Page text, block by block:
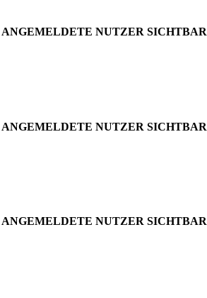
ANGEMELDETE NUTZER SICHTBAR
ANGEMELDETE NUTZER SICHTBAR
ANGEMELDETE NUTZER SICHTBAR